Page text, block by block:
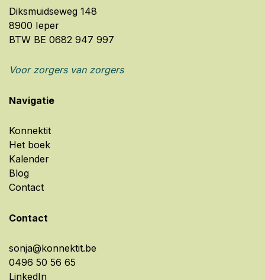
Diksmuidseweg 148
8900 Ieper
BTW BE 0682 947 997
Voor zorgers van zorgers
Navigatie
Konnektit
Het boek
Kalender
Blog
Contact
Contact
sonja@konnektit.be
0496 50 56 65
LinkedIn